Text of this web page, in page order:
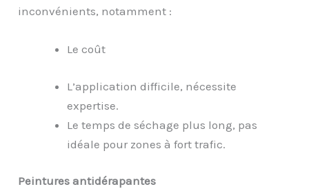
inconvénients, notamment :
Le coût
L’application difficile, nécessite
expertise.
Le temps de séchage plus long, pas
idéale pour zones à fort trafic.
Peintures antidérapantes